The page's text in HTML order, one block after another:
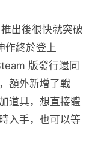
出後很快就突破
作終於登上
版發行還同
額外新增了戰
道具，想直接體
入手，也可以等